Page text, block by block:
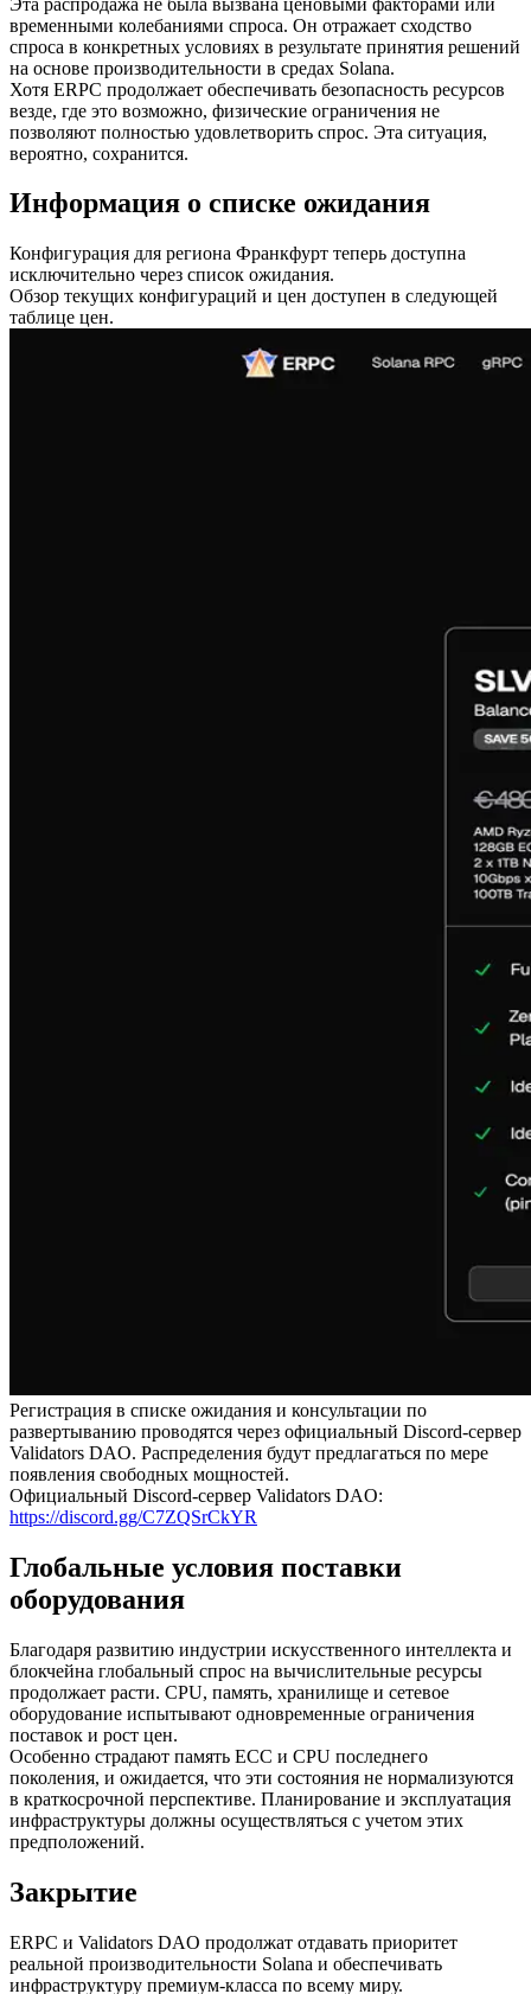
временными колебаниями спроса. Он отражает сходство
спроса в конкретных условиях в результате принятия решений
на основе производительности в средах Solana.
Хотя ERPC продолжает обеспечивать безопасность ресурсов
везде, где это возможно, физические ограничения не
позволяют полностью удовлетворить спрос. Эта ситуация,
вероятно, сохранится.
Информация о списке ожидания
Конфигурация для региона Франкфурт теперь доступна
исключительно через список ожидания.
Обзор текущих конфигураций и цен доступен в следующей
таблице цен.
Регистрация в списке ожидания и консультации по
развертыванию проводятся через официальный Discord-сервер
Validators DAO. Распределения будут предлагаться по мере
появления свободных мощностей.
Официальный Discord-сервер Validators DAO:
https://discord.gg/C7ZQSrCkYR
Глобальные условия поставки
оборудования
Благодаря развитию индустрии искусственного интеллекта и
блокчейна глобальный спрос на вычислительные ресурсы
продолжает расти. CPU, память, хранилище и сетевое
оборудование испытывают одновременные ограничения
поставок и рост цен.
Особенно страдают память ECC и CPU последнего
поколения, и ожидается, что эти состояния не нормализуются
в краткосрочной перспективе. Планирование и эксплуатация
инфраструктуры должны осуществляться с учетом этих
предположений.
Закрытие
ERPC и Validators DAO продолжат отдавать приоритет
реальной производительности Solana и обеспечивать
инфраструктуру премиум-класса по всему миру.